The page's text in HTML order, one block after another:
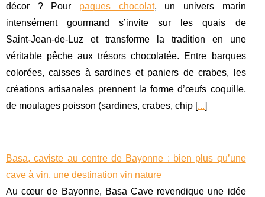
décor ? Pour paques chocolat, un univers marin
intensément gourmand s’invite sur les quais de
Saint‑Jean‑de‑Luz et transforme la tradition en une
véritable pêche aux trésors chocolatée. Entre barques
colorées, caisses à sardines et paniers de crabes, les
créations artisanales prennent la forme d’œufs coquille,
de moulages poisson (sardines, crabes, chip [...]
Basa, caviste au centre de Bayonne : bien plus qu’une
cave à vin, une destination vin nature
Au cœur de Bayonne, Basa Cave revendique une idée